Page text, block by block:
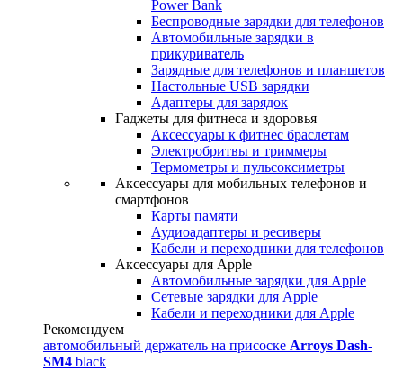
Power Bank
Беспроводные зарядки для телефонов
Автомобильные зарядки в
прикуриватель
Зарядные для телефонов и планшетов
Настольные USB зарядки
Адаптеры для зарядок
Гаджеты для фитнеса и здоровья
Аксессуары к фитнес браслетам
Электробритвы и триммеры
Термометры и пульсоксиметры
Аксессуары для мобильных телефонов и
смартфонов
Карты памяти
Аудиоадаптеры и ресиверы
Кабели и переходники для телефонов
Аксессуары для Apple
Автомобильные зарядки для Apple
Сетевые зарядки для Apple
Кабели и переходники для Apple
Рекомендуем
автомобильный держатель на присоске Arroys Dash-
SM4 black